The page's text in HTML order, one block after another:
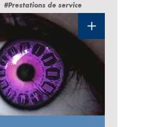
#Prestations de service